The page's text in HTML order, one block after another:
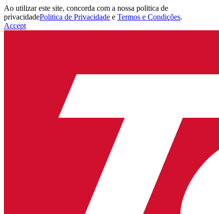
Ao utilizar este site, concorda com a nossa politica de
privacidadePolitica de Privacidade e Termos e Condições.
Accept